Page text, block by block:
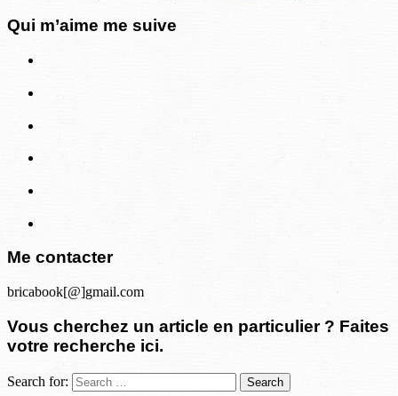
Qui m’aime me suive
Me contacter
bricabook[@]gmail.com
Vous cherchez un article en particulier ? Faites
votre recherche ici.
Search for: